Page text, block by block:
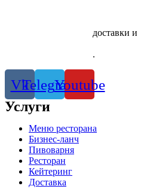
доставки и
.
VkTelegramYoutube
Услуги
Меню ресторана
Бизнес-ланч
Пивоварня
Ресторан
Кейтеринг
Доставка